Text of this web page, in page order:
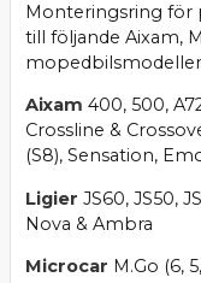
Monteringsring för
till följande Aixam,
Aixam 400, 500,
Crossline &
(S8), Sensation,
Ligier JS60, JS50,
Nova & Ambra
Microcar M.Go (6,